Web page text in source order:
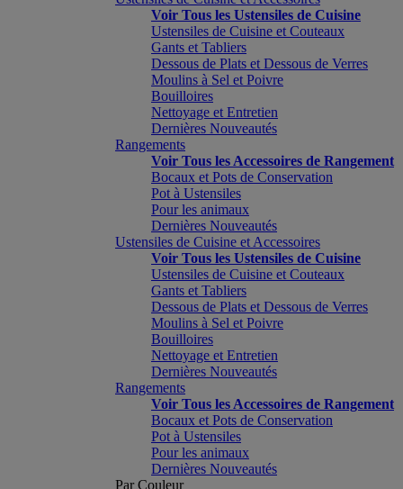
Voir Tous les Ustensiles de Cuisine
Ustensiles de Cuisine et Couteaux
Gants et Tabliers
Dessous de Plats et Dessous de Verres
Moulins à Sel et Poivre
Bouilloires
Nettoyage et Entretien
Dernières Nouveautés
Rangements
Voir Tous les Accessoires de Rangement
Bocaux et Pots de Conservation
Pot à Ustensiles
Pour les animaux
Dernières Nouveautés
Ustensiles de Cuisine et Accessoires
Voir Tous les Ustensiles de Cuisine
Ustensiles de Cuisine et Couteaux
Gants et Tabliers
Dessous de Plats et Dessous de Verres
Moulins à Sel et Poivre
Bouilloires
Nettoyage et Entretien
Dernières Nouveautés
Rangements
Voir Tous les Accessoires de Rangement
Bocaux et Pots de Conservation
Pot à Ustensiles
Pour les animaux
Dernières Nouveautés
Par Couleur